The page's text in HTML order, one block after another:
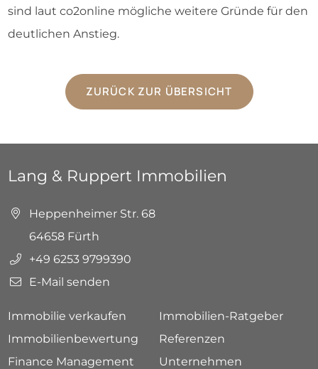
sind laut co2online mögliche weitere Gründe für den
deutlichen Anstieg.
ZURÜCK ZUR ÜBERSICHT
Lang & Ruppert Immobilien
Heppenheimer Str. 68
64658 Fürth
+49 6253 9799390
E-Mail senden
Immobilie verkaufen
Immobilien-Ratgeber
Immobilienbewertung
Referenzen
Finance Management
Unternehmen